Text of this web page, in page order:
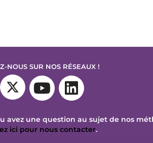
NOUS SUR NOS RÉSEAUX !
avez une question au sujet de nos
ici pour nous contacter.